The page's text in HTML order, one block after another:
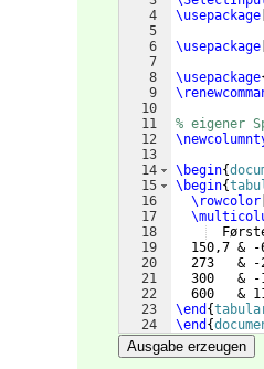
4
5
6
7
8
9
10
11
12
13
14
15
16
17
18
19
20
21
22
23
24
\usepackage
\usepackage
\usepackage
% eigener
\begin{
\begin{
\rowcolor
273   &
300   & -
600   &
\end {
\end {
Ausgabe erzeugen